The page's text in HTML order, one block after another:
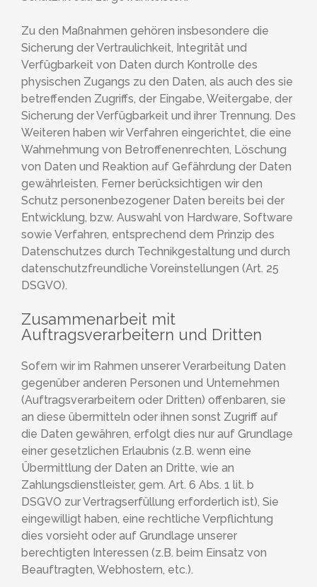
Zu den Maßnahmen gehören insbesondere die
Sicherung der Vertraulichkeit, Integrität und
Verfügbarkeit von Daten durch Kontrolle des
physischen Zugangs zu den Daten, als auch des sie
betreffenden Zugriffs, der Eingabe, Weitergabe, der
Sicherung der Verfügbarkeit und ihrer Trennung. Des
Weiteren haben wir Verfahren eingerichtet, die eine
Wahrnehmung von Betroffenenrechten, Löschung
von Daten und Reaktion auf Gefährdung der Daten
gewährleisten. Ferner berücksichtigen wir den
Schutz personenbezogener Daten bereits bei der
Entwicklung, bzw. Auswahl von Hardware, Software
sowie Verfahren, entsprechend dem Prinzip des
Datenschutzes durch Technikgestaltung und durch
datenschutzfreundliche Voreinstellungen (Art. 25
DSGVO).
Zusammenarbeit mit
Auftragsverarbeitern und Dritten
Sofern wir im Rahmen unserer Verarbeitung Daten
gegenüber anderen Personen und Unternehmen
(Auftragsverarbeitern oder Dritten) offenbaren, sie
an diese übermitteln oder ihnen sonst Zugriff auf
die Daten gewähren, erfolgt dies nur auf Grundlage
einer gesetzlichen Erlaubnis (z.B. wenn eine
Übermittlung der Daten an Dritte, wie an
Zahlungsdienstleister, gem. Art. 6 Abs. 1 lit. b
DSGVO zur Vertragserfüllung erforderlich ist), Sie
eingewilligt haben, eine rechtliche Verpflichtung
dies vorsieht oder auf Grundlage unserer
berechtigten Interessen (z.B. beim Einsatz von
Beauftragten, Webhostern, etc.).